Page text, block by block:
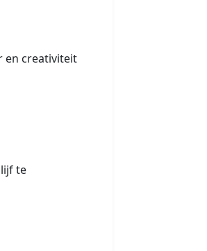
en creativiteit
te